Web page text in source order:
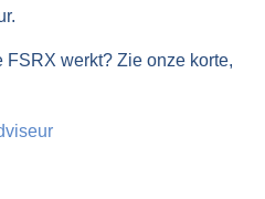
werkt? Zie onze korte,